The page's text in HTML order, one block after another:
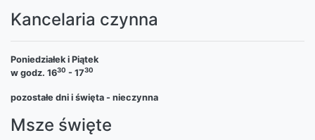
Kancelaria czynna
Poniedziałek i Piątek
w godz. 1630 - 1730
pozostałe dni i święta - nieczynna
Msze święte